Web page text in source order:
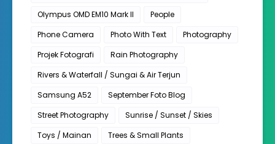
Olympus OMD EM10 Mark II
People
Phone Camera
Photo With Text
Photography
Projek Fotografi
Rain Photography
Rivers & Waterfall / Sungai & Air Terjun
Samsung A52
September Foto Blog
Street Photography
Sunrise / Sunset / Skies
Toys / Mainan
Trees & Small Plants